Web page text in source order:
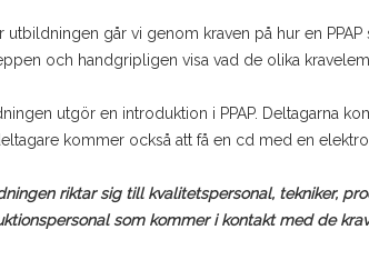
utbildningen går vi genom kraven på hur en
och handgripligen visa vad de olika
utgör en introduktion i PPAP. Deltagarna
kommer också att få en cd med en
riktar sig till kvalitetspersonal, tekniker,
som kommer i kontakt med de